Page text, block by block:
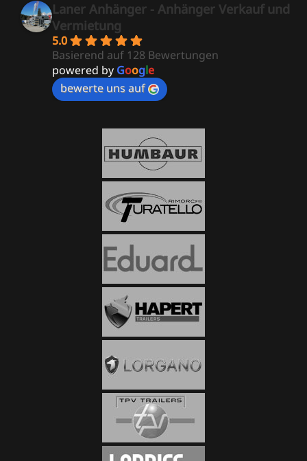
Laner Anhänger - Anhänger Verkauf und
Vermietung
5.0
Basierend auf 128 Bewertungen
powered by Google
bewerte uns auf